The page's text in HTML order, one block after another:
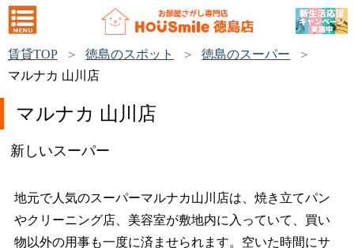
賃貸TOP 徳島のスポット
徳島のスーパー
マルナカ 山川店
マルナカ 山川店
新しいスーパー
地元で人気のスーパーマルナカ山川店は、焼き立てパン
やクリーニング店、美容室が敷地内に入っていて、買い
物以外の用事も一度に済ませられます。空いた時間にサ